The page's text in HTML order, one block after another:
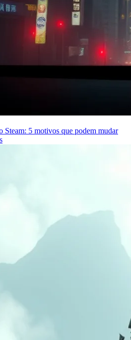
Steam: 5 motivos que podem mudar